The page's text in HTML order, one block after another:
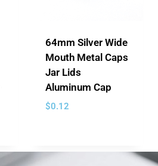
64mm Silver Wide
Mouth Metal Caps
Jar Lids
Aluminum Cap
$0.12